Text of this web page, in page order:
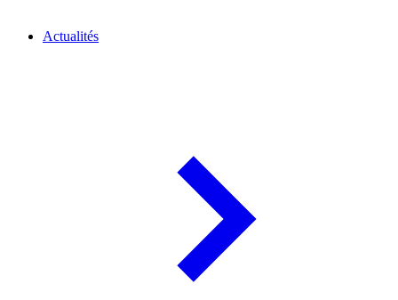
Actualités